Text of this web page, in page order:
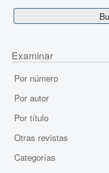
Examinar
Por número
Por autor
Por título
Otras revistas
Categorías